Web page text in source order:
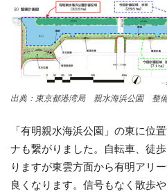
出典：東京都港湾局 親水海浜公園 整
「有明親水海浜公園」の東に位
ナも繋がりました。自転車、徒
りますが東雲方面から有明アリ
良くなります。信号もなく散歩